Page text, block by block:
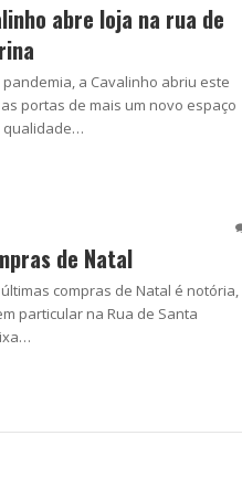
abre loja na rua de
a Cavalinho abriu este
portas de mais um novo espaço
qualidade…
de Natal
compras de Natal é notória,
particular na Rua de Santa